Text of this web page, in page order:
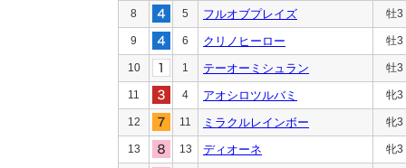
8 5 フルオブプレイズ 牡3
9 6 クリノヒーロー 牡3
10 1 テーオーミシュラン 牡3
11 4 アオシロツルバミ 牝3
12 11 ミラクルレインボー 牝3
13 13 ディオーネ 牝3